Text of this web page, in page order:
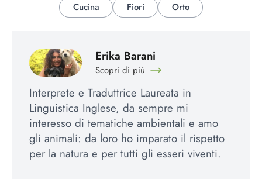
Cucina
Fiori Orto
Erika Barani
Scopri di più
Interprete e Traduttrice Laureata in
Linguistica Inglese, da sempre mi
interesso di tematiche ambientali e amo
gli animali: da loro ho imparato il rispetto
per la natura e per tutti gli esseri viventi.